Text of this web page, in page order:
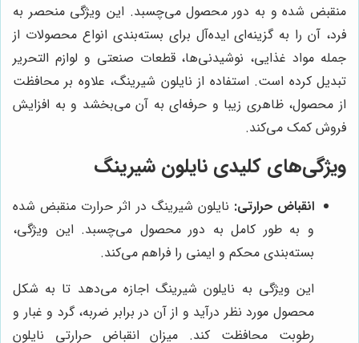
منقبض شده و به دور محصول می‌چسبد. این ویژگی منحصر به
فرد، آن را به گزینه‌ای ایده‌آل برای بسته‌بندی انواع محصولات از
جمله مواد غذایی، نوشیدنی‌ها، قطعات صنعتی و لوازم التحریر
تبدیل کرده است. استفاده از نایلون شیرینگ، علاوه بر محافظت
از محصول، ظاهری زیبا و حرفه‌ای به آن می‌بخشد و به افزایش
فروش کمک می‌کند.
ویژگی‌های کلیدی نایلون شیرینگ
انقباض حرارتی: نایلون شیرینگ در اثر حرارت منقبض شده
و به طور کامل به دور محصول می‌چسبد. این ویژگی،
بسته‌بندی محکم و ایمنی را فراهم می‌کند.
این ویژگی به نایلون شیرینگ اجازه می‌دهد تا به شکل
محصول مورد نظر درآید و از آن در برابر ضربه، گرد و غبار و
رطوبت محافظت کند. میزان انقباض حرارتی نایلون